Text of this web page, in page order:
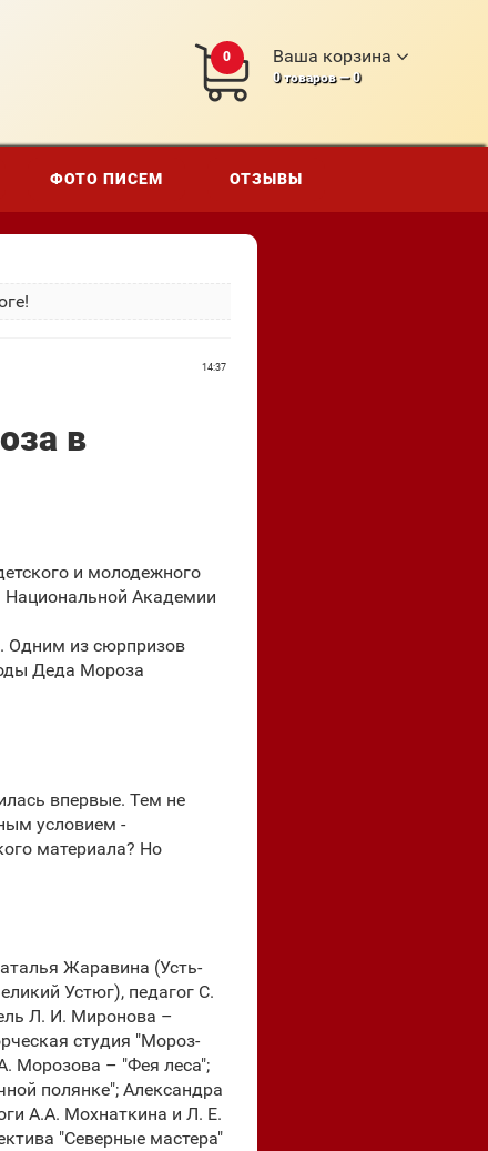
0 Ваша корзина
0товаров —0
ФОТО ПИСЕМ ОТЗЫВЫ
14:37
в
и молодежного
Национальной Академии
Одним из сюрпризов
Деда Мороза
впервые. Тем не
условием -
материала? Но
Жаравина (Усть-
Устюг), педагог С.
Л. И. Миронова –
студия "Мороз-
Морозова – "Фея леса";
полянке"; Александра
А.А. Мохнаткина и Л. Е.
"Северные мастера"